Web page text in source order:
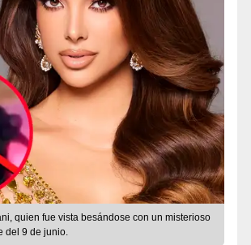
quien fue vista besándose con un misterioso
del 9 de junio.